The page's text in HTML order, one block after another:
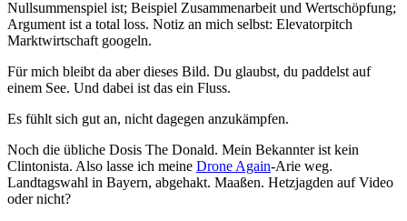
Nullsummenspiel ist; Beispiel Zusammenarbeit und Wertschöpfung;
Argument ist a total loss. Notiz an mich selbst: Elevatorpitch
Marktwirtschaft googeln.
Für mich bleibt da aber dieses Bild. Du glaubst, du paddelst auf
einem See. Und dabei ist das ein Fluss.
Es fühlt sich gut an, nicht dagegen anzukämpfen.
Noch die übliche Dosis The Donald. Mein Bekannter ist kein
Clintonista. Also lasse ich meine Drone Again-Arie weg.
Landtagswahl in Bayern, abgehakt. Maaßen. Hetzjagden auf Video
oder nicht?